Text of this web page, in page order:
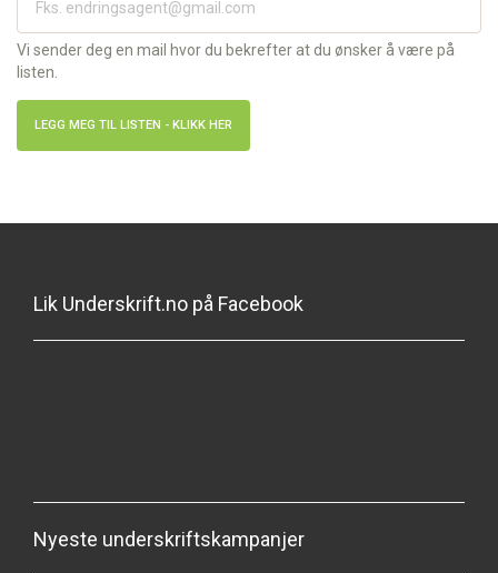
Vi sender deg en mail hvor du bekrefter at du ønsker å være på
listen.
Lik Underskrift.no på Facebook
Nyeste underskriftskampanjer